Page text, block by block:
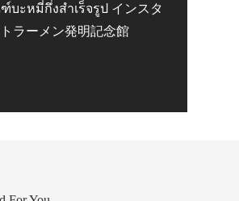
ะหมี่กึ่งสำเร็จรูป インスタ
ラーメン発明記念館